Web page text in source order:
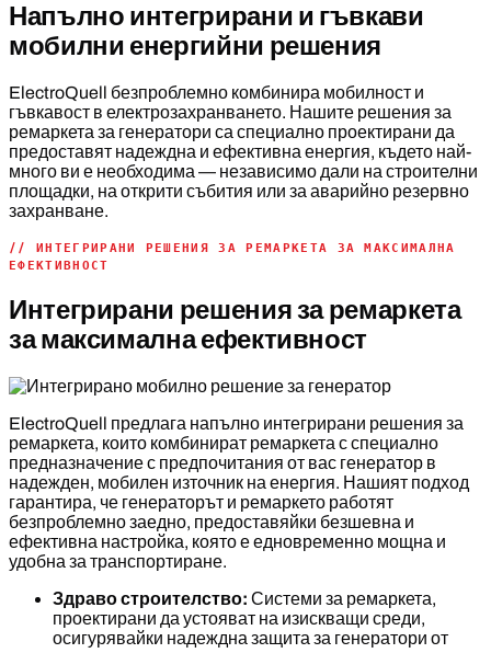
Напълно интегрирани и гъвкави
мобилни енергийни решения
ElectroQuell безпроблемно комбинира мобилност и
гъвкавост в електрозахранването. Нашите решения за
ремаркета за генератори са специално проектирани да
предоставят надеждна и ефективна енергия, където най-
много ви е необходима — независимо дали на строителни
площадки, на открити събития или за аварийно резервно
захранване.
// ИНТЕГРИРАНИ РЕШЕНИЯ ЗА РЕМАРКЕТА ЗА МАКСИМАЛНА
ЕФЕКТИВНОСТ
Интегрирани решения за ремаркета
за максимална ефективност
ElectroQuell предлага напълно интегрирани решения за
ремаркета, които комбинират ремаркета с специално
предназначение с предпочитания от вас генератор в
надежден, мобилен източник на енергия. Нашият подход
гарантира, че генераторът и ремаркето работят
безпроблемно заедно, предоставяйки безшевна и
ефективна настройка, която е едновременно мощна и
удобна за транспортиране.
Здраво строителство: Системи за ремаркета,
проектирани да устояват на изискващи среди,
осигурявайки надеждна защита за генератори от